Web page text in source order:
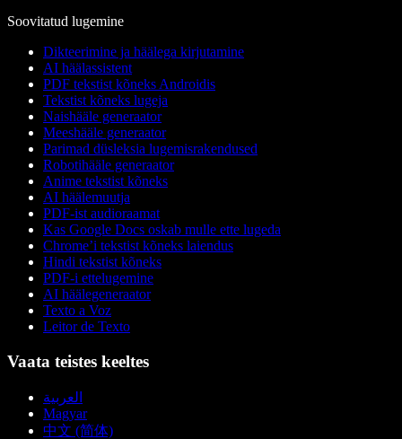
Soovitatud lugemine
Dikteerimine ja häälega kirjutamine
AI häälassistent
PDF tekstist kõneks Androidis
Tekstist kõneks lugeja
Naishääle generaator
Meeshääle generaator
Parimad düsleksia lugemisrakendused
Robotihääle generaator
Anime tekstist kõneks
AI häälemuutja
PDF-ist audioraamat
Kas Google Docs oskab mulle ette lugeda
Chrome’i tekstist kõneks laiendus
Hindi tekstist kõneks
PDF-i ettelugemine
AI häälegeneraator
Texto a Voz
Leitor de Texto
Vaata teistes keeltes
العربية
Magyar
中文 (简体)